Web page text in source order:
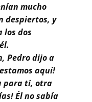
mucho
despiertos, y
los dos
Pedro dijo a
aquí!
para ti, otra
Él no sabía